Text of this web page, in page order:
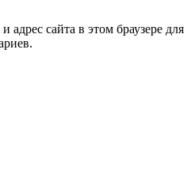
адрес сайта в этом браузере для